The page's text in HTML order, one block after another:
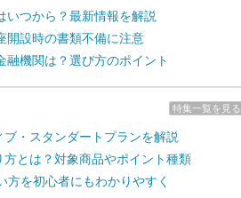
いつから？最新情報を解説
開設時の書類不備に注意
融機関は？選び方のポイント
特集一覧を見る
・スタンダートプランを解説
とは？対象商品やポイント種類
方を初心者にもわかりやすく